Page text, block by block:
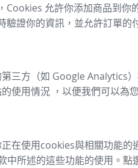
Cookies 允許你添加商品到你
證你的資訊，並允許訂單的
三方（如 Google Analytics
使用情況 ，以便我們可以為
在使用cookies與相關功能的
中所述的這些功能的使用。點